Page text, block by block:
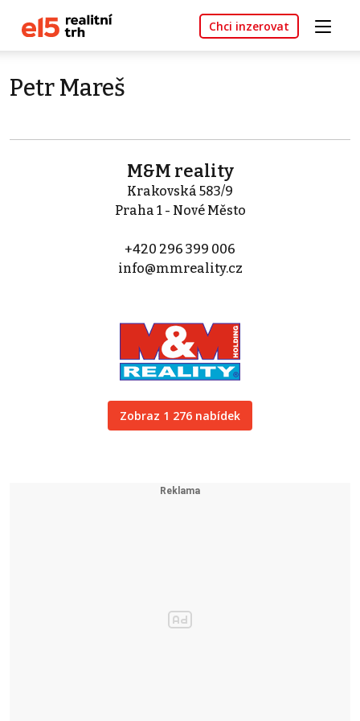
Chci inzerovat
Petr Mareš
M&M reality
Krakovská 583/9
Praha 1 - Nové Město
+420 296 399 006
info@mmreality.cz
Zobraz 1 276 nabídek